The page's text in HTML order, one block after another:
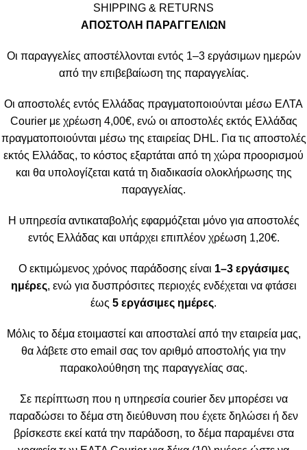
SHIPPING & RETURNS
ΑΠΟΣΤΟΛΗ ΠΑΡΑΓΓΕΛΙΩΝ
Οι παραγγελίες αποστέλλονται εντός 1–3 εργάσιμων ημερών
από την επιβεβαίωση της παραγγελίας.
Οι αποστολές εντός Ελλάδας πραγματοποιούνται μέσω ΕΛΤΑ
Courier με χρέωση 4,00€, ενώ οι αποστολές εκτός Ελλάδας
πραγματοποιούνται μέσω της εταιρείας DHL. Για τις αποστολές
εκτός Ελλάδας, το κόστος εξαρτάται από τη χώρα προορισμού
και θα υπολογίζεται κατά τη διαδικασία ολοκλήρωσης της
παραγγελίας.
Η υπηρεσία αντικαταβολής εφαρμόζεται μόνο για αποστολές
εντός Ελλάδας και υπάρχει επιπλέον χρέωση 1,20€.
Ο εκτιμώμενος χρόνος παράδοσης είναι 1–3 εργάσιμες
ημέρες, ενώ για δυσπρόσιτες περιοχές ενδέχεται να φτάσει
έως 5 εργάσιμες ημέρες.
Μόλις το δέμα ετοιμαστεί και αποσταλεί από την εταιρεία μας,
θα λάβετε στο email σας τον αριθμό αποστολής για την
παρακολούθηση της παραγγελίας σας.
Σε περίπτωση που η υπηρεσία courier δεν μπορέσει να
παραδώσει το δέμα στη διεύθυνση που έχετε δηλώσει ή δεν
βρίσκεστε εκεί κατά την παράδοση, το δέμα παραμένει στα